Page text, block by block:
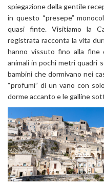
spiegazione della gentile
in questo “presepe”
quasi finte. Visitiamo la
registrata racconta la vita
hanno vissuto fino alla fine
animali in pochi metri quadri
bambini che dormivano nei
“profumi” di un vano con
dorme accanto e le galline